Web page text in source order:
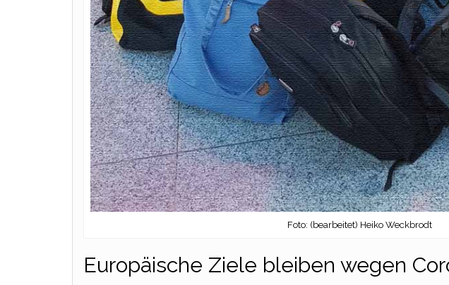
Foto: (bearbeitet) Heiko Weckbrodt
Europäische Ziele bleiben wegen